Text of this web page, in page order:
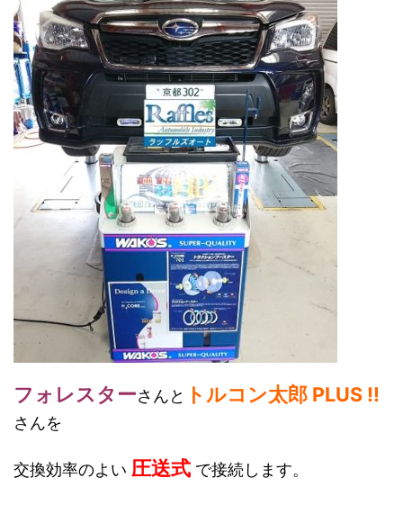
フォレスターさんと トルコン太郎 PLUS !!
さんを
交換効率のよい 圧送式 で接続します。